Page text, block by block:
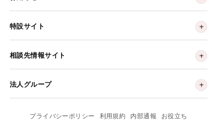
特設サイト
相談先情報サイト
法人グループ
プライバシーポリシー 利用規約 内部通報 お役立ち